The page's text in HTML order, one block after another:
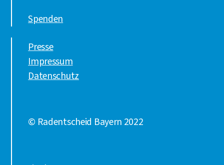
Spenden
Presse
Impressum
Datenschutz
© Radentscheid Bayern 2022